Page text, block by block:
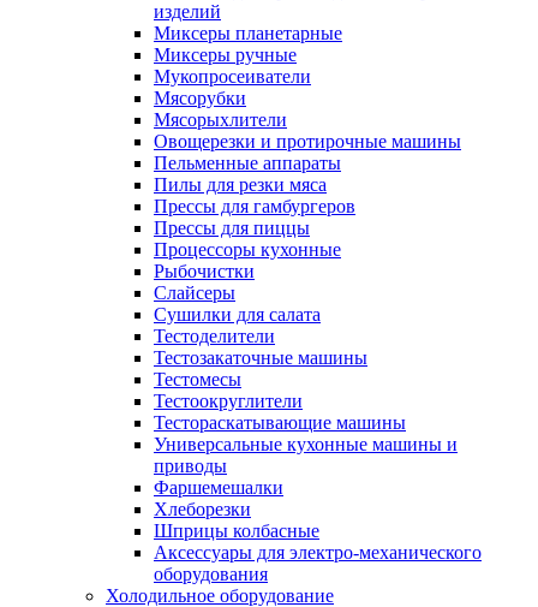
изделий
Миксеры планетарные
Миксеры ручные
Мукопросеиватели
Мясорубки
Мясорыхлители
Овощерезки и протирочные машины
Пельменные аппараты
Пилы для резки мяса
Прессы для гамбургеров
Прессы для пиццы
Процессоры кухонные
Рыбочистки
Слайсеры
Сушилки для салата
Тестоделители
Тестозакаточные машины
Тестомесы
Тестоокруглители
Тестораскатывающие машины
Универсальные кухонные машины и
приводы
Фаршемешалки
Хлеборезки
Шприцы колбасные
Аксессуары для электро-механического
оборудования
Холодильное оборудование